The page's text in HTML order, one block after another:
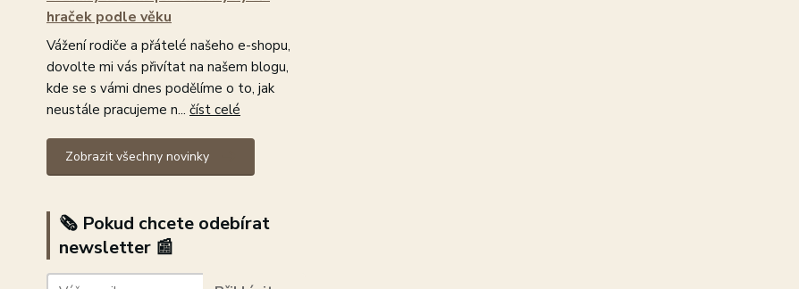
hraček podle věku
Vážení rodiče a přátelé našeho e-shopu,
dovolte mi vás přivítat na našem blogu,
kde se s vámi dnes podělíme o to, jak
neustále pracujeme n... číst celé
Zobrazit všechny novinky
🗞️ Pokud chcete odebírat
newsletter 📰